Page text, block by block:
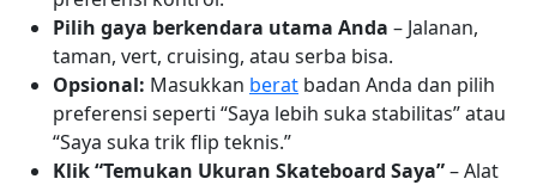
Pilih gaya berkendara utama Anda – Jalanan,
taman, vert, cruising, atau serba bisa.
Opsional: Masukkan berat badan Anda dan pilih
preferensi seperti “Saya lebih suka stabilitas” atau
“Saya suka trik flip teknis.”
Klik “Temukan Ukuran Skateboard Saya”– Alat